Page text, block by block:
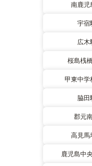
南鹿児
宇宿
広木
桜島桟
甲東中
脇田
郡元
高見馬
鹿児島中